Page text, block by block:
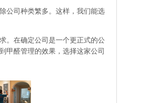
公司种类繁多。这样，我们能选
。在确定公司是一个更正式的公
甲醛管理的效果，选择这家公司